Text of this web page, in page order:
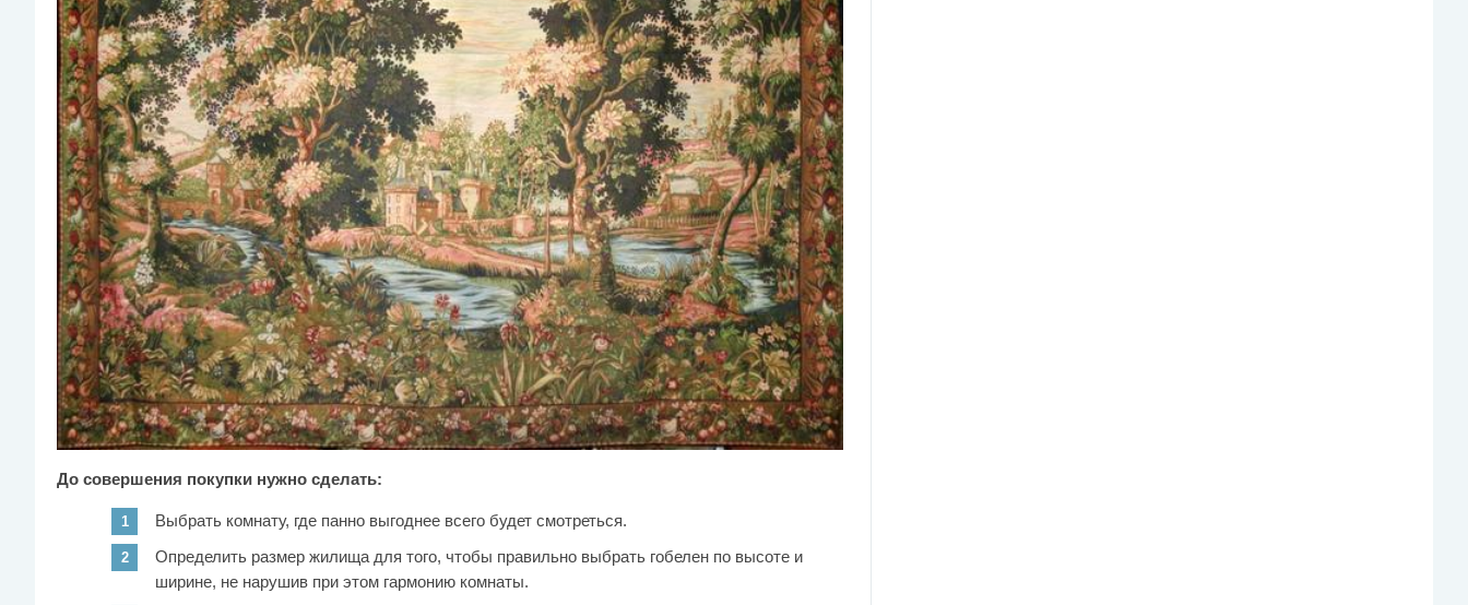
До совершения покупки нужно сделать:
Выбрать комнату, где панно выгоднее всего будет смотреться.
Определить размер жилища для того, чтобы правильно выбрать гобелен по высоте и
ширине, не нарушив при этом гармонию комнаты.